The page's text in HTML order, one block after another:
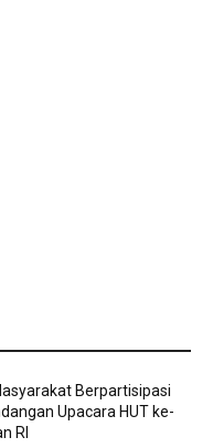
Berpartisipasi
Upacara HUT ke-
RI